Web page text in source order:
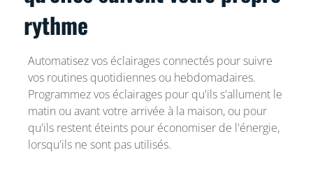
rythme
Automatisez vos éclairages connectés pour suivre
vos routines quotidiennes ou hebdomadaires.
Programmez vos éclairages pour qu'ils s'allument le
matin ou avant votre arrivée à la maison, ou pour
qu'ils restent éteints pour économiser de l'énergie,
lorsqu'ils ne sont pas utilisés.